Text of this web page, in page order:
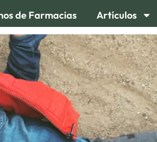
de Farmacias Artículos